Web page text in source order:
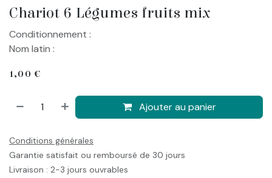
Chariot 6 Légumes fruits mix
Conditionnement :
Nom latin :
1,00 €
Ajouter au panier
Conditions générales
Garantie satisfait ou remboursé de 30 jours
Livraison : 2-3 jours ouvrables